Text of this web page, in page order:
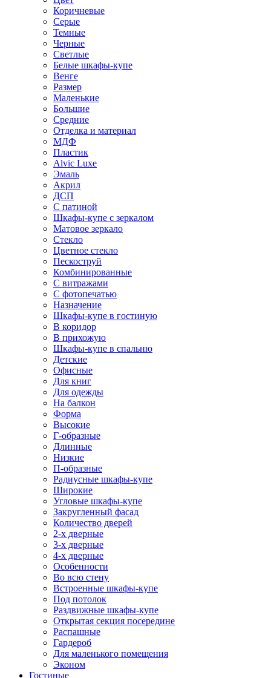
Коричневые
Серые
Темные
Черные
Светлые
Белые шкафы-купе
Венге
Размер
Маленькие
Большие
Средние
Отделка и материал
МДФ
Пластик
Alvic Luxe
Эмаль
Акрил
ДСП
С патиной
Шкафы-купе с зеркалом
Матовое зеркало
Стекло
Цветное стекло
Пескоструй
Комбинированные
С витражами
С фотопечатью
Назначение
Шкафы-купе в гостиную
В коридор
В прихожую
Шкафы-купе в спальню
Детские
Офисные
Для книг
Для одежды
На балкон
Форма
Высокие
Г-образные
Длинные
Низкие
П-образные
Радиусные шкафы-купе
Широкие
Угловые шкафы-купе
Закругленный фасад
Количество дверей
2-х дверные
3-х дверные
4-х дверные
Особенности
Во всю стену
Встроенные шкафы-купе
Под потолок
Раздвижные шкафы-купе
Открытая секция посередине
Распашные
Гардероб
Для маленького помещения
Эконом
Гостиные